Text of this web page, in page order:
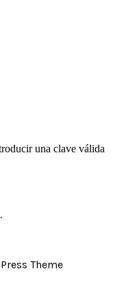
una clave válida
Theme